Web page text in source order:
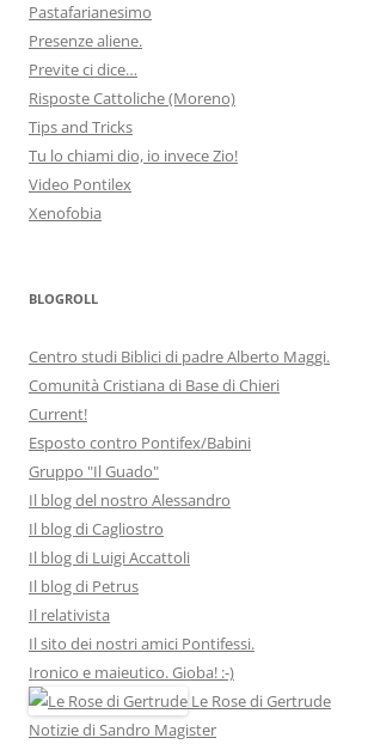
Pastafarianesimo
Presenze aliene.
Previte ci dice…
Risposte Cattoliche (Moreno)
Tips and Tricks
Tu lo chiami dio, io invece Zio!
Video Pontilex
Xenofobia
BLOGROLL
Centro studi Biblici di padre Alberto Maggi.
Comunità Cristiana di Base di Chieri
Current!
Esposto contro Pontifex/Babini
Gruppo "Il Guado"
Il blog del nostro Alessandro
Il blog di Cagliostro
Il blog di Luigi Accattoli
Il blog di Petrus
Il relativista
Il sito dei nostri amici Pontifessi.
Ironico e maieutico. Gioba! :-)
Le Rose di Gertrude
Notizie di Sandro Magister